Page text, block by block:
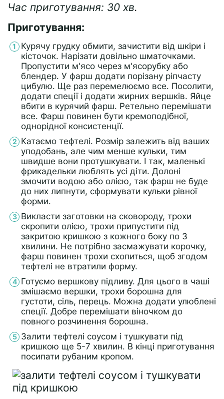
Час приготування: 30 хв.
Приготування:
Курячу грудку обмити, зачистити від шкіри і
кісточок. Нарізати довільно шматочками.
Пропустити м'ясо через м'ясорубку або
блендер. У фарш додати порізану ріпчасту
цибулю. Ще раз перемелюємо все. Посолити,
додати спеції і додати жирних вершків. Яйце
вбити в курячий фарш. Ретельно перемішати
все. Фарш повинен бути кремоподібної,
однорідної консистенції.
Катаємо тефтелі. Розмір залежить від ваших
уподобань, але чим менше кульки, тим
швидше вони протушкувати. І так, маленькі
фрикадельки люблять усі діти. Долоні
змочити водою або олією, так фарш не буде
до них липнути, сформувати кульки рівної
форми.
Викласти заготовки на сковороду, трохи
скропити олією, трохи припустити під
закритою кришкою з кожного боку по 3
хвилини. Не потрібно засмажувати корочку,
фарш повинен трохи схопиться, щоб згодом
тефтелі не втратили форму.
Готуємо вершкову підливу. Для цього в чаші
змішаємо вершки, трохи борошна для
густоти, сіль, перець. Можна додати улюблені
спеції. Добре перемішати віночком до
повного розчинення борошна.
Залити тефтелі соусом і тушкувати під
кришкою ще 5-7 хвилин. В кінці приготування
посипати рубаним кропом.